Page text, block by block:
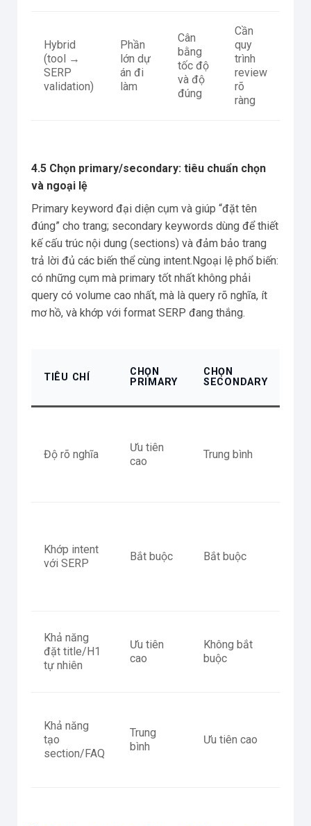
Hybrid
(tool →
SERP
validation)
Phần
lớn dự
án đi
làm
Cân
bằng
tốc độ
và độ
đúng
Cần
quy
trình
review
rõ
ràng
4.5 Chọn primary/secondary: tiêu chuẩn chọn
và ngoại lệ
Primary keyword đại diện cụm và giúp “đặt tên
đúng” cho trang; secondary keywords dùng để thiết
kế cấu trúc nội dung (sections) và đảm bảo trang
trả lời đủ các biến thể cùng intent.Ngoại lệ phổ biến:
có những cụm mà primary tốt nhất không phải
query có volume cao nhất, mà là query rõ nghĩa, ít
mơ hồ, và khớp với format SERP đang thắng.
TIÊU CHÍ
CHỌN
PRIMARY
CHỌN
SECONDARY
Độ rõ nghĩa
Ưu tiên
cao
Trung bình
Khớp intent
với SERP
Bắt buộc Bắt buộc
Khả năng
đặt title/H1
tự nhiên
Ưu tiên
cao
Không bắt
buộc
Khả năng
tạo
section/FAQ
Trung
bình
Ưu tiên cao